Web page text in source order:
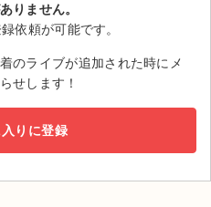
りません。
依頼が可能です。
のライブが追加された時にメ
せします！
りに登録